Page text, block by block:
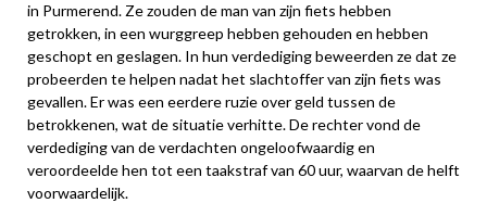
in Purmerend. Ze zouden de man van zijn fiets hebben
getrokken, in een wurggreep hebben gehouden en hebben
geschopt en geslagen. In hun verdediging beweerden ze dat ze
probeerden te helpen nadat het slachtoffer van zijn fiets was
gevallen. Er was een eerdere ruzie over geld tussen de
betrokkenen, wat de situatie verhitte. De rechter vond de
verdediging van de verdachten ongeloofwaardig en
veroordeelde hen tot een taakstraf van 60 uur, waarvan de helft
voorwaardelijk.